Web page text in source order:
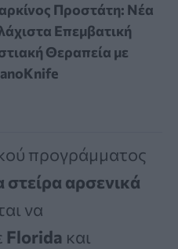
Προστάτη: Νέα
Επεμβατική
Θεραπεία με
προγράμματος
στείρα αρσενικά
να
Florida και